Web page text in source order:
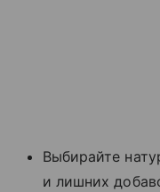
Выбирайте
и лишних